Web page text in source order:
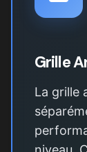
Grille
La grille